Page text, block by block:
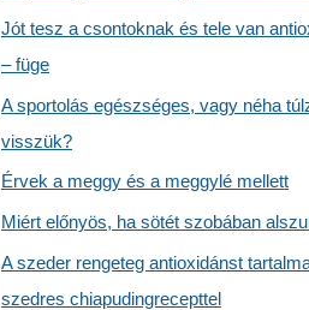
Jót tesz a csontoknak és tele van
– füge
A sportolás egészséges, vagy néha
visszük?
Érvek a meggy és a meggylé mellett
Miért előnyös, ha sötét szobában
A szeder rengeteg antioxidánst
szedres chiapudingrecepttel